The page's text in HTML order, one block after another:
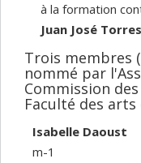
à la formation
Juan José
Trois membres
nommé par
Commission
Faculté des arts
Isabelle Daoust
m-1